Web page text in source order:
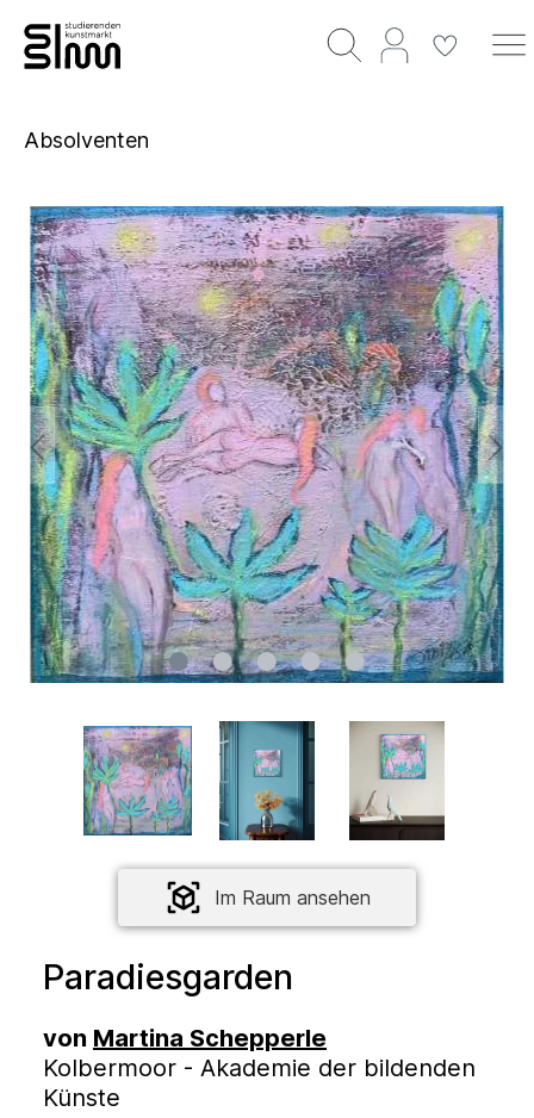
Absolventen
Im Raum ansehen
Paradiesgarden
von Martina Schepperle
Kolbermoor - Akademie der bildenden
Künste